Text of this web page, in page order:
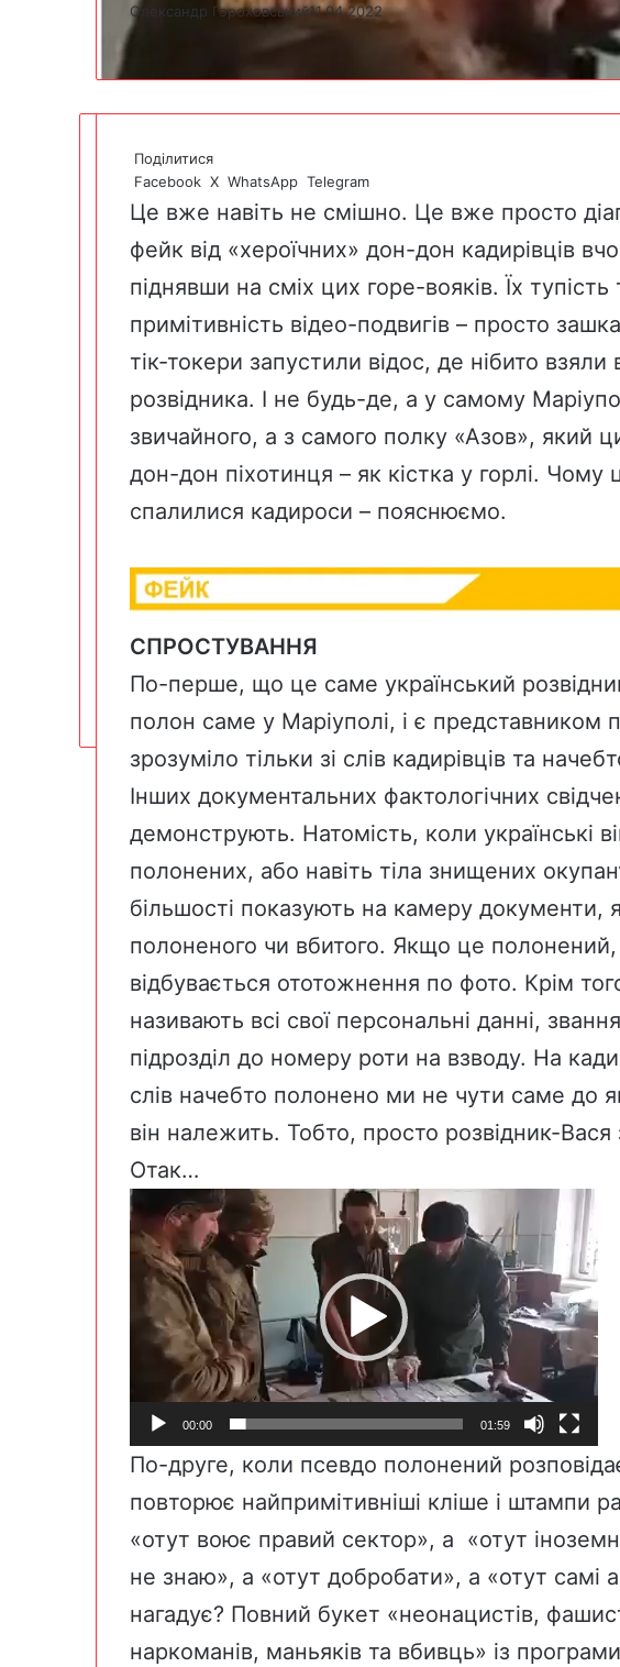
Олександр Гороховський11.04.2022
Поділитися
Facebook X WhatsApp Telegram
Це вже навіть не смішно. Це вже просто
фейк від «хероїчних» дон-дон кадирівців
піднявши на сміх цих горе-вояків. Їх тупість
примітивність відео-подвигів – просто
тік-токери запустили відос, де нібито взяли
розвідника. І не будь-де, а у самому
звичайного, а з самого полку «Азов», який
дон-дон піхотинця – як кістка у горлі.
спалилися кадироси – пояснюємо.
СПРОСТУВАННЯ
По-перше, що це саме український
полон саме у Маріуполі, і є представником
зрозуміло тільки зі слів кадирівців та
Інших документальних фактологічних
демонструють. Натомість, коли українські
полонених, або навіть тіла знищених
більшості показують на камеру документи,
полоненого чи вбитого. Якщо це полонений,
відбувається ототожнення по фото. Крім
називають всі свої персональні данні,
підрозділ до номеру роти на взводу. На
слів начебто полонено ми не чути саме до
він належить. Тобто, просто розвідник-
Отак…
Відеопрогравач
00:00 01:59
По-друге, коли псевдо полонений
повторює найпримітивніші кліше і штампи
«отут воює правий сектор», а «отут
не знаю», а «отут добробати», а «отут самі
нагадує? Повний букет «неонацистів,
наркоманів, маньяків та вбивць» із